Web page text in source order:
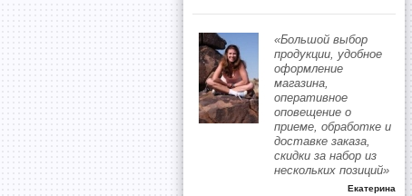
«Большой выбор
продукции, удобное
оформление
магазина,
оперативное
оповещение о
приеме, обработке и
доставке заказа,
скидки за набор из
нескольких позиций»
Екатерина